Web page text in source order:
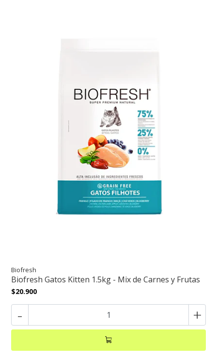
Biofresh
Biofresh Gatos Kitten 1.5kg - Mix de Carnes y Frutas
$20.900
- +